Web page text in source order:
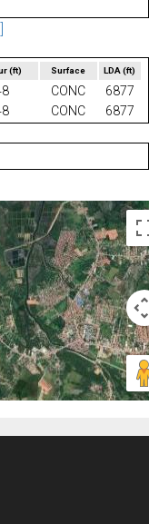
(ft) Surface LDA(ft)
CONC
6877
CONC 6877